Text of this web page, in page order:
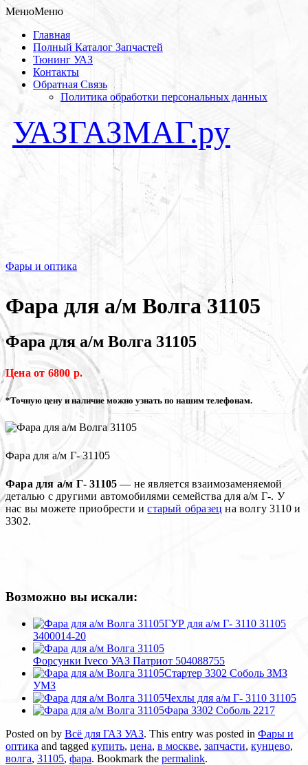
МенюМеню
Главная
Полный Каталог Запчастей
Тюнинг УАЗ
Контакты
Обратная Связь
Политика обработки персональных данных
УАЗГАЗМАГ.ру
Запчасти для автомобилей в Кунцево
Фары и оптика
Фара для а/м Волга 31105
Фара для а/м Волга 31105
Цена от 6800 р.
*Точную цену и наличие можно узнать по нашим телефонам.
Фара для а/м Г- 31105
Фара для а/м Г- 31105— не является взаимозаменяемой
деталью с другими автомобилями семейства для а/м Г-. У
нас вы можете приобрести истарый образец на волгу 3110 и
3302.
Возможно вы искали:
ГУР для а/м Г- 3110 31105
3400014-20
Форсунки Iveco УАЗ Патриот 504088755
Стартер 3302 Соболь ЗМЗ
УМЗ
Чехлы для а/м Г- 3110 31105
Фара 3302 Соболь 2217
Posted on by Всё для ГАЗ УАЗ. This entry was posted in Фары и
оптика and tagged купить, цена, в москве, запчасти, кунцево,
волга, 31105, фара. Bookmark the permalink.